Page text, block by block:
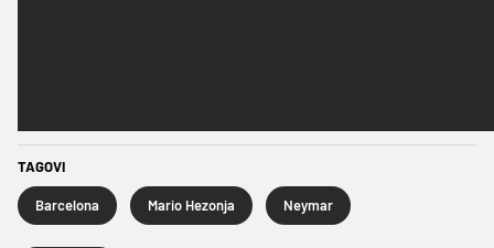
TAGOVI
Barcelona Mario Hezonja Neymar